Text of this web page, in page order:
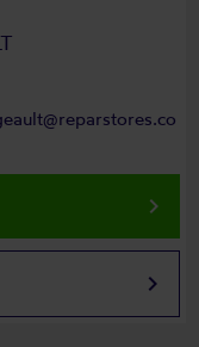
keyboard_arrow_right
keyboard_arrow_right